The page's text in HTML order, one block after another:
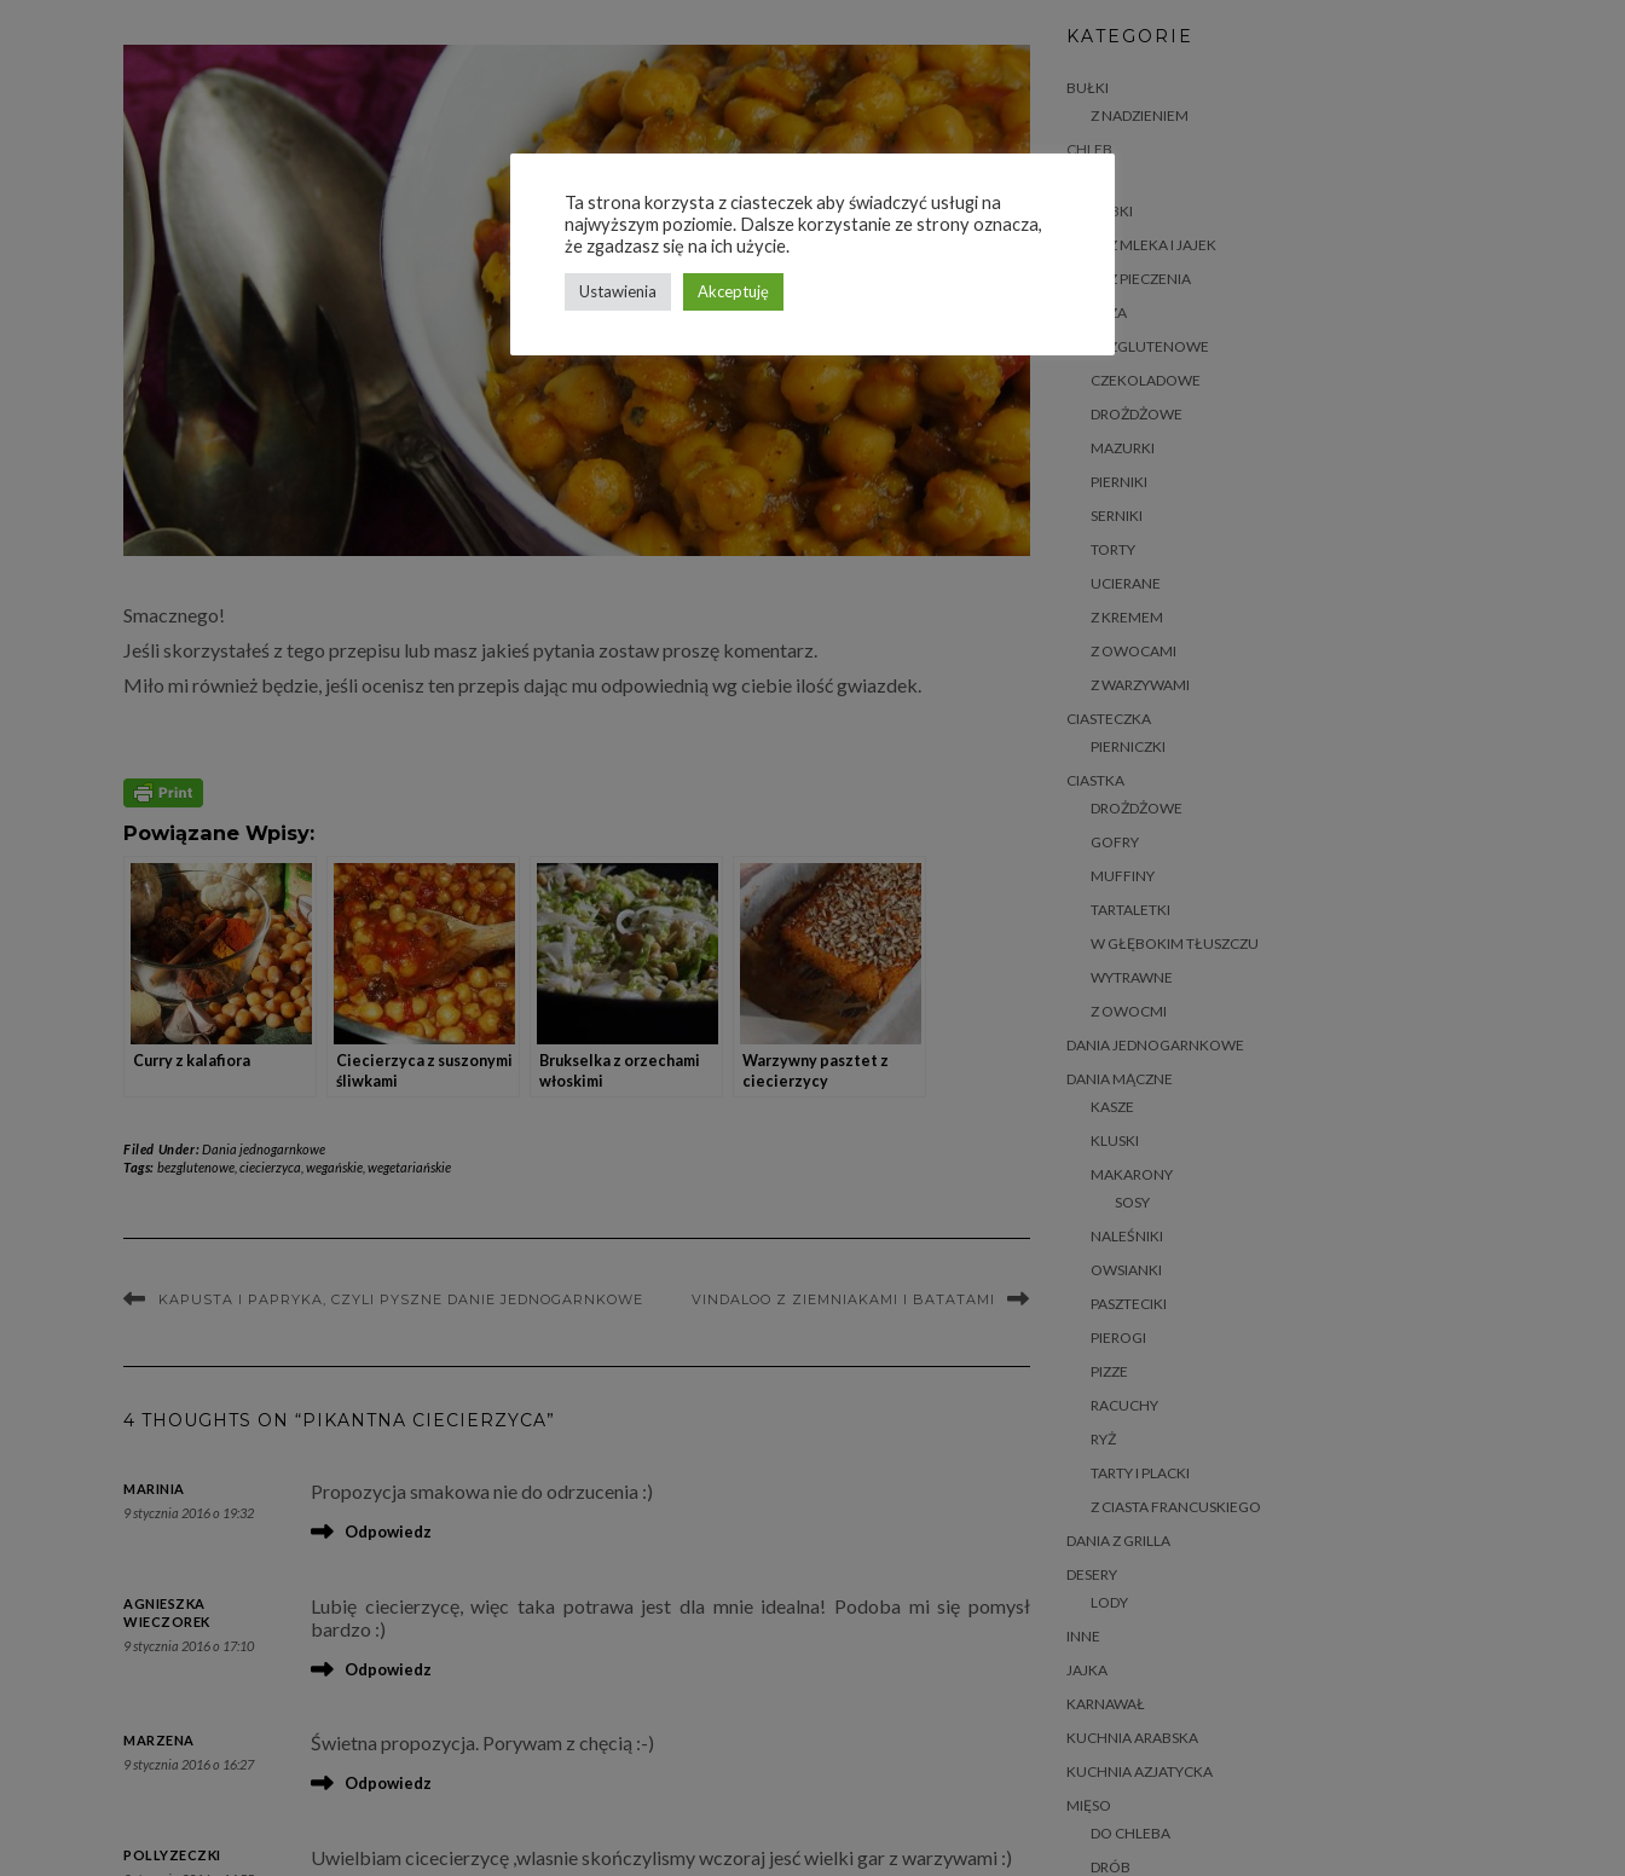
Smacznego!
Jeśli skorzystałeś z tego przepisu lub masz jakieś pytania zostaw proszę komentarz.
Miło mi również będzie, jeśli ocenisz ten przepis dając mu odpowiednią wg ciebie ilość gwiazdek.
Powiązane Wpisy:
Curry z kalafiora
Ciecierzyca z suszonymi
śliwkami
Brukselka z orzechami
włoskimi
Warzywny pasztet z
ciecierzycy
Filed Under:Dania jednogarnkowe
Tags: bezglutenowe, ciecierzyca wegańskie, wegetariańskie
KAPUSTA I PAPRYKA, CZYLI PYSZNE DANIE JEDNOGARNKOWE VINDALOO Z ZIEMNIAKAMI I BATATAMI
4 THOUGHTS ON “PIKANTNA CIECIERZYCA”
MARINIA
9 stycznia 2016 o 19:32
Propozycja smakowa nie do odrzucenia :)
Odpowiedz
AGNIESZKA
WIECZOREK
9 stycznia 2016 o 17:10
Lubię ciecierzycę, więc taka potrawa jest dla mnie idealna! Podoba mi się pomysł
bardzo :)
Odpowiedz
MARZENA
9 stycznia 2016 o 16:27
Świetna propozycja. Porywam z chęcią :-)
Odpowiedz
POLLYZECZKI
Uwielbiam cicecierzycę ,wlasnie skończylismy wczoraj jesć wielki gar z warzywami :)
KATEGORIE
BUŁKI
Z NADZIENIEM
CHLEB
BABKI
BEZ MLEKA I JAJEK
BEZ PIECZENIA
BEZA
BEZGLUTENOWE
CZEKOLADOWE
DROŻDŻOWE
MAZURKI
PIERNIKI
SERNIKI
TORTY
UCIERANE
Z KREMEM
Z OWOCAMI
Z WARZYWAMI
CIASTECZKA
PIERNICZKI
CIASTKA
DROŻDŻOWE
GOFRY
MUFFINY
TARTALETKI
W GŁĘBOKIM TŁUSZCZU
WYTRAWNE
Z OWOCMI
DANIA JEDNOGARNKOWE
DANIA MĄCZNE
KASZE
KLUSKI
MAKARONY
SOSY
NALEŚNIKI
OWSIANKI
PASZTECIKI
PIEROGI
PIZZE
RACUCHY
RYŻ
TARTY I PLACKI
Z CIASTA FRANCUSKIEGO
DANIA Z GRILLA
DESERY
LODY
INNE
JAJKA
KARNAWAŁ
KUCHNIA ARABSKA
KUCHNIA AZJATYCKA
MIĘSO
DO CHLEBA
DRÓB
Ta strona korzysta z ciasteczek aby świadczyć usługi na
najwyższym poziomie. Dalsze korzystanie ze strony oznacza,
że zgadzasz się na ich użycie.
Ustawienia Akceptuję